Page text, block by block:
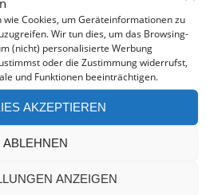
Cookies, um Geräteinformationen zu
Wir tun dies, um das Browsing-
(nicht) personalisierte Werbung
oder die Zustimmung widerrufst,
und Funktionen beeinträchtigen.
AKZEPTIEREN
ABLEHNEN
ANZEIGEN
bei der Campermiete
diesen Banner erhältst Du
*
wir eine kleine Provision.